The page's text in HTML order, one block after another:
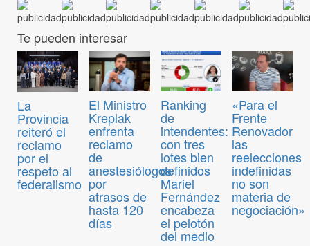
Te pueden interesar
La
Provincia
reiteró el
reclamo
por el
respeto al
federalismo
El Ministro
Kreplak
enfrenta
reclamo
de
anestesiólogos
por
atrasos de
hasta 120
días
Ranking
de
intendentes:
con tres
lotes bien
definidos
Mariel
Fernández
encabeza
el pelotón
del medio
«Para el
Frente
Renovador
las
reelecciones
indefinidas
no son
materia de
negociación»